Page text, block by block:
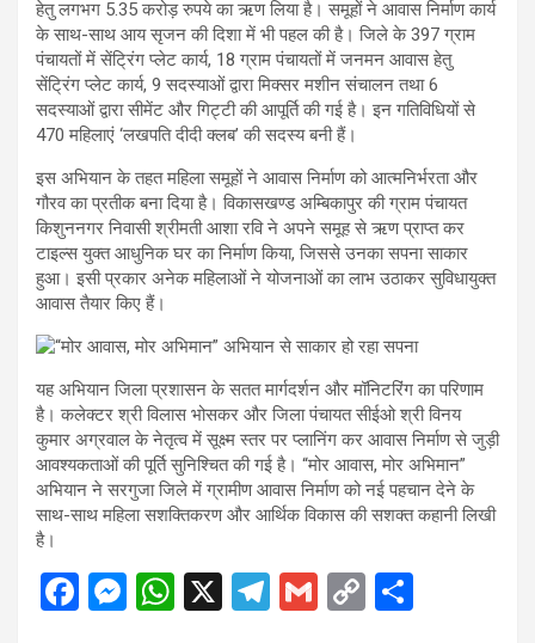
हेतु लगभग 5.35 करोड़ रुपये का ऋण लिया है। समूहों ने आवास निर्माण कार्य
के साथ-साथ आय सृजन की दिशा में भी पहल की है। जिले के 397 ग्राम
पंचायतों में सेंट्रिंग प्लेट कार्य, 18 ग्राम पंचायतों में जनमन आवास हेतु
सेंट्रिंग प्लेट कार्य, 9 सदस्याओं द्वारा मिक्सर मशीन संचालन तथा 6
सदस्याओं द्वारा सीमेंट और गिट्टी की आपूर्ति की गई है। इन गतिविधियों से
470 महिलाएं ‘लखपति दीदी क्लब’ की सदस्य बनी हैं।
इस अभियान के तहत महिला समूहों ने आवास निर्माण को आत्मनिर्भरता और
गौरव का प्रतीक बना दिया है। विकासखण्ड अम्बिकापुर की ग्राम पंचायत
किशुननगर निवासी श्रीमती आशा रवि ने अपने समूह से ऋण प्राप्त कर
टाइल्स युक्त आधुनिक घर का निर्माण किया, जिससे उनका सपना साकार
हुआ। इसी प्रकार अनेक महिलाओं ने योजनाओं का लाभ उठाकर सुविधायुक्त
आवास तैयार किए हैं।
यह अभियान जिला प्रशासन के सतत मार्गदर्शन और मॉनिटरिंग का परिणाम
है। कलेक्टर श्री विलास भोसकर और जिला पंचायत सीईओ श्री विनय
कुमार अग्रवाल के नेतृत्व में सूक्ष्म स्तर पर प्लानिंग कर आवास निर्माण से जुड़ी
आवश्यकताओं की पूर्ति सुनिश्चित की गई है। “मोर आवास, मोर अभिमान”
अभियान ने सरगुजा जिले में ग्रामीण आवास निर्माण को नई पहचान देने के
साथ-साथ महिला सशक्तिकरण और आर्थिक विकास की सशक्त कहानी लिखी
है।
F
M W X
T
G
C